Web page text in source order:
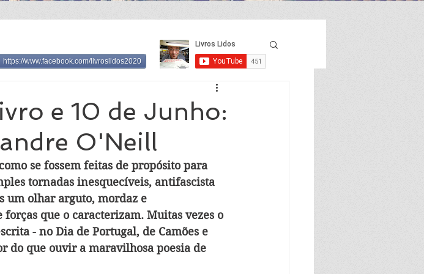
e 10 de Junho:
O'Neill
se fossem feitas de propósito para
tornadas inesquecíveis, antifascista
um olhar arguto, mordaz e
que o caracterizam. Muitas vezes o
- no Dia de Portugal, de Camões e
do que ouvir a maravilhosa poesia de
https://www.facebook.com/livroslidos2020